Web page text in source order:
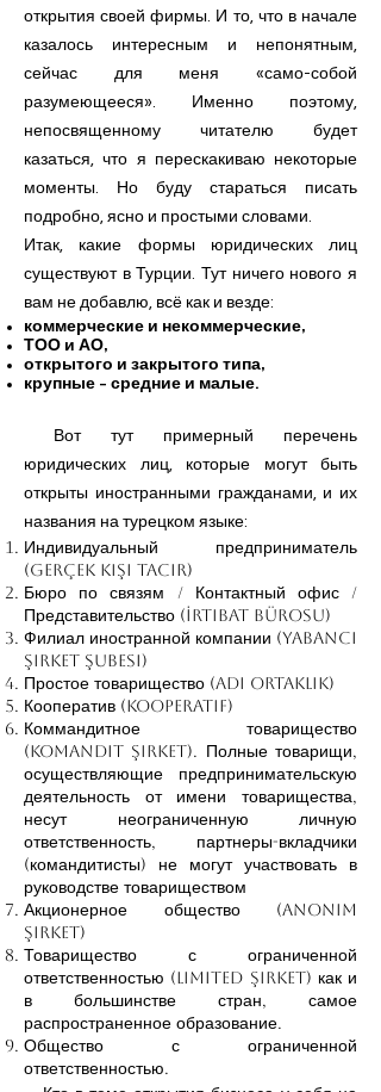
открытия своей фирмы. И то, что в начале
казалось интересным и непонятным,
сейчас для меня «само-собой
разумеющееся». Именно поэтому,
непосвященному читателю будет
казаться, что я перескакиваю некоторые
моменты. Но буду стараться писать
подробно, ясно и простыми словами.
Итак, какие формы юридических лиц
существуют в Турции. Тут ничего нового я
вам не добавлю, всё как и везде:
коммерческие и некоммерческие,
ТОО и АО,
открытого и закрытого типа,
крупные - средние и малые.
Вот тут примерный перечень
юридических лиц, которые могут быть
открыты иностранными гражданами, и их
названия на турецком языке:
Индивидуальный предприниматель
(Gerçek Kişi Tacir)
Бюро по связям / Контактный офис /
Представительство (İrtibat Bürosu)
Филиал иностранной компании (Yabancı
Şirket Şubesi)
Простое товарищество (Adi Ortaklık)
Кооператив (Kooperatif)
Коммандитное товарищество
(Komandit Şirket). Полные товарищи,
осуществляющие предпринимательскую
деятельность от имени товарищества,
несут неограниченную личную
ответственность, партнеры-вкладчики
(командитисты) не могут участвовать в
руководстве товариществом
Акционерное общество (Anonim
Şirket)
Товарищество с ограниченной
ответственностью (Limited Şirket) как и
в большинстве стран, самое
распространенное образование.
Общество с ограниченной
ответственностью.